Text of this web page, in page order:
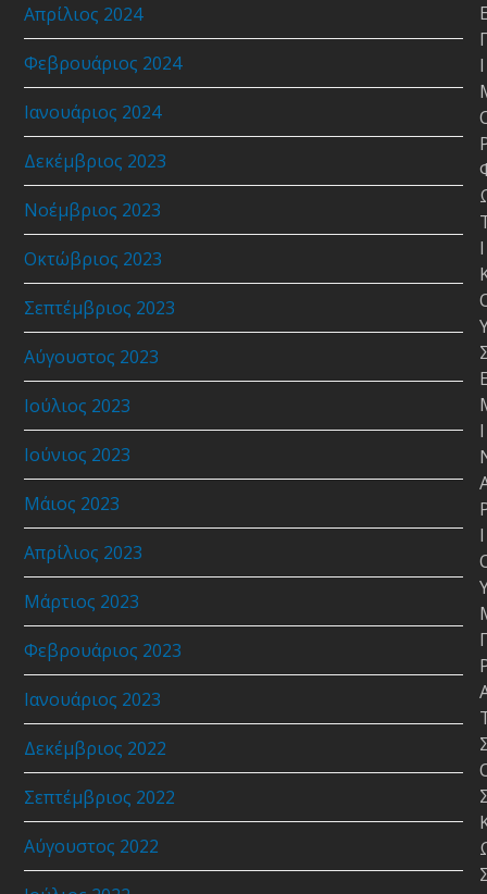
Απρίλιος 2024
Φεβρουάριος 2024
Ιανουάριος 2024
Δεκέμβριος 2023
Νοέμβριος 2023
Οκτώβριος 2023
Σεπτέμβριος 2023
Αύγουστος 2023
Ιούλιος 2023
Ιούνιος 2023
Μάιος 2023
Απρίλιος 2023
Μάρτιος 2023
Φεβρουάριος 2023
Ιανουάριος 2023
Δεκέμβριος 2022
Σεπτέμβριος 2022
Αύγουστος 2022
Ι
Ι
Ι
Ι